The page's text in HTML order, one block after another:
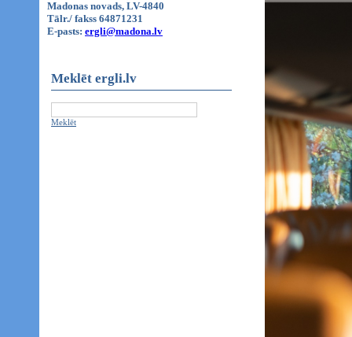
Madonas novads, LV-4840
Tālr./ fakss 64871231
E-pasts: ergli@madona.lv
Meklēt ergli.lv
Meklēt